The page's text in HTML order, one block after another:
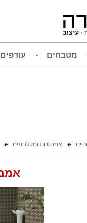
מטבחים עודפים
אמבטיות ומקלחונים